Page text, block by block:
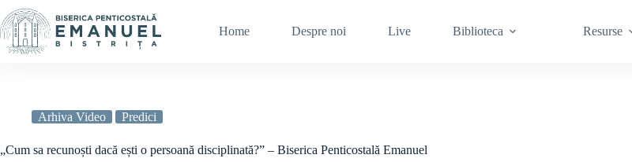
la
conținut
Home Despre noi Live Biblioteca Resurse
Arhiva Video Predici
„Cum sa recunoști dacă ești o persoană disciplinată?” – Biserica Penticostală Emanuel